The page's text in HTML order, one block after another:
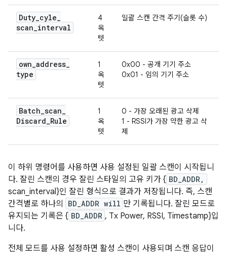
Duty_cyle_
scan_interval
4
옥
텟
일괄 스캔 간격 주기(슬롯 수)
own_address_
type
1
옥
텟
0x00 - 공개 기기 주소
0x01 - 임의 기기 주소
Batch_scan_
Discard_Rule
1
옥
텟
0 - 가장 오래된 광고 삭제
1 - RSSI가 가장 약한 광고 삭
제
이 하위 명령어를 사용하면 사용 설정된 일괄 스캔이 시작됩니
다. 잘린 스캔의 경우 잘린 스타일의 고유 키가 { BD_ADDR,
scan_interval}인 잘린 형식으로 결과가 저장됩니다. 즉, 스캔
간격별로 하나의
BD_ADDR will 만 기록됩니다. 잘린 모드로
유지되는 기록은 { BD_ADDR , Tx Power, RSSI, Timestamp}입
니다.
전체 모드를 사용 설정하면 활성 스캔이 사용되며 스캔 응답이